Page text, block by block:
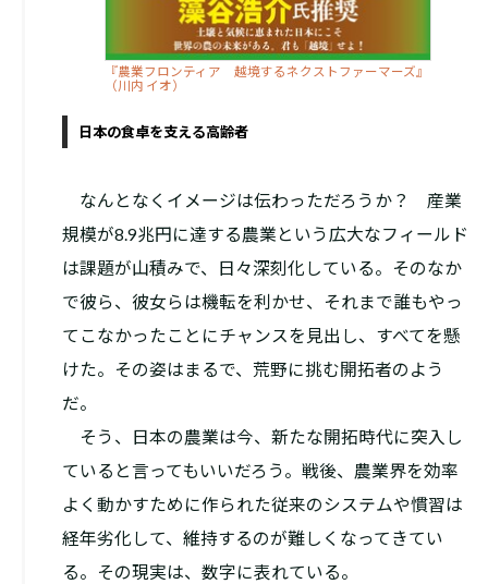
『農業フロンティア 越境するネクストファーマーズ』
（川内 イオ）
日本の食卓を支える高齢者
なんとなくイメージは伝わっただろうか？ 産業
規模が8.9兆円に達する農業という広大なフィールド
は課題が山積みで、日々深刻化している。そのなか
で彼ら、彼女らは機転を利かせ、それまで誰もやっ
てこなかったことにチャンスを見出し、すべてを懸
けた。その姿はまるで、荒野に挑む開拓者のよう
だ。
そう、日本の農業は今、新たな開拓時代に突入し
ていると言ってもいいだろう。戦後、農業界を効率
よく動かすために作られた従来のシステムや慣習は
経年劣化して、維持するのが難しくなってきてい
る。その現実は、数字に表れている。